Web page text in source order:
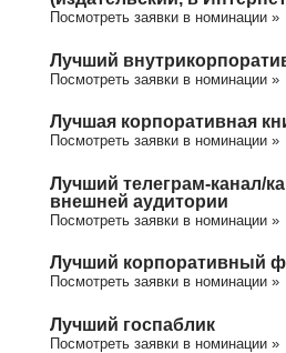
Посмотреть заявки в номинации »
Лучший
Посмотреть заявки в номинации »
Лучшая корпоративная
Посмотреть заявки в номинации »
Лучший телеграм-канал/
внешней аудитории
Посмотреть заявки в номинации »
Лучший корпоративный
Посмотреть заявки в номинации »
Лучший госпаблик
Посмотреть заявки в номинации »